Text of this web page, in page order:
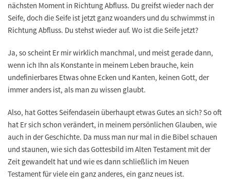
nächsten Moment in Richtung Abfluss. Du greifst wieder nach der
Seife, doch die Seife ist jetzt ganz woanders und du schwimmst in
Richtung Abfluss. Du stehst wieder auf. Wo ist die Seife jetzt?
Ja, so scheint Er mir wirklich manchmal, und meist gerade dann,
wenn ich Ihn als Konstante in meinem Leben brauche, kein
undefinierbares Etwas ohne Ecken und Kanten, keinen Gott, der
immer anders ist, als man zu wissen glaubt.
Also, hat Gottes Seifendasein überhaupt etwas Gutes an sich? So oft
hat Er sich schon verändert, in meinem persönlichen Glauben, wie
auch in der Geschichte. Da muss man nur mal in die Bibel schauen
und staunen, wie sich das Gottesbild im Alten Testament mit der
Zeit gewandelt hat und wie es dann schließlich im Neuen
Testament für viele ein ganz anderes, ein ganz neues ist.